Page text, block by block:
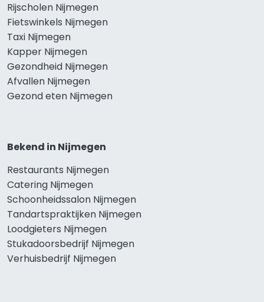
Rijscholen Nijmegen
Fietswinkels Nijmegen
Taxi Nijmegen
Kapper Nijmegen
Gezondheid Nijmegen
Afvallen Nijmegen
Gezond eten Nijmegen
Bekend in Nijmegen
Restaurants Nijmegen
Catering Nijmegen
Schoonheidssalon Nijmegen
Tandartspraktijken Nijmegen
Loodgieters Nijmegen
Stukadoorsbedrijf Nijmegen
Verhuisbedrijf Nijmegen